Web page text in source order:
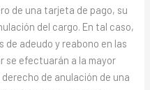
de una tarjeta de pago, su
del cargo. En tal caso,
adeudo y reabono en las
se efectuarán a la mayor
de anulación de una